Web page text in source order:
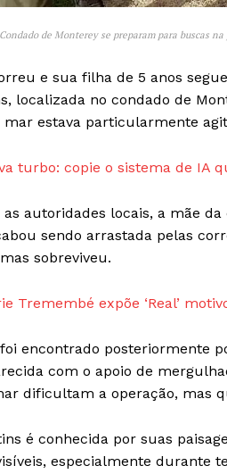
de Monterey se preparam para buscas
e sua filha de 5 anos
localizada no condado de
estava particularmente
turbo: copie o sistema de IA
as autoridades locais, a mãe
sendo arrastada pelas
sobreviveu.
Tremembé expõe ‘Real’
encontrado posteriormente
com o apoio de
dificultam a operação, mas
é conhecida por suas
especialmente durante